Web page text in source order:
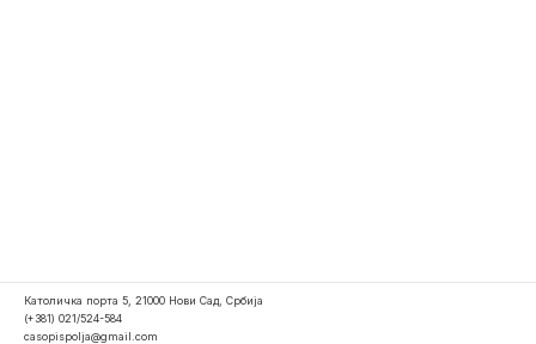
Католичка порта 5, 21000 Нови Сад, Србија
(+381) 021/524-584
casopispolja@gmail.com